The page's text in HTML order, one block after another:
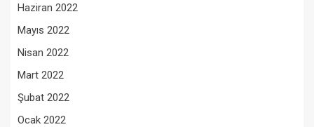
Haziran 2022
Mayıs 2022
Nisan 2022
Mart 2022
Şubat 2022
Ocak 2022